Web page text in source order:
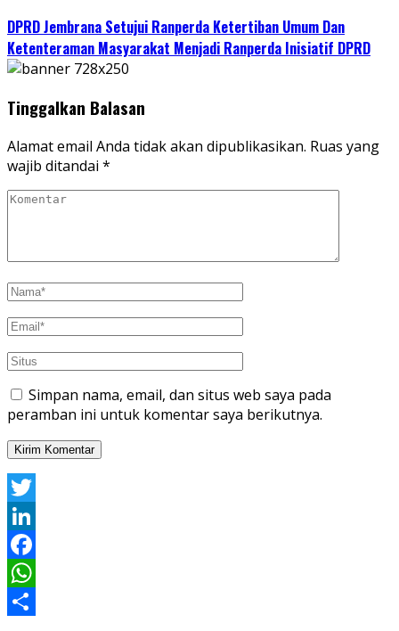
DPRD Jembrana Setujui Ranperda Ketertiban Umum Dan
Ketenteraman Masyarakat Menjadi Ranperda Inisiatif DPRD
Tinggalkan Balasan
Alamat email Anda tidak akan dipublikasikan. Ruas yang
wajib ditandai *
Simpan nama, email, dan situs web saya pada
peramban ini untuk komentar saya berikutnya.
Twitter
LinkedIn
Facebook
WhatsApp